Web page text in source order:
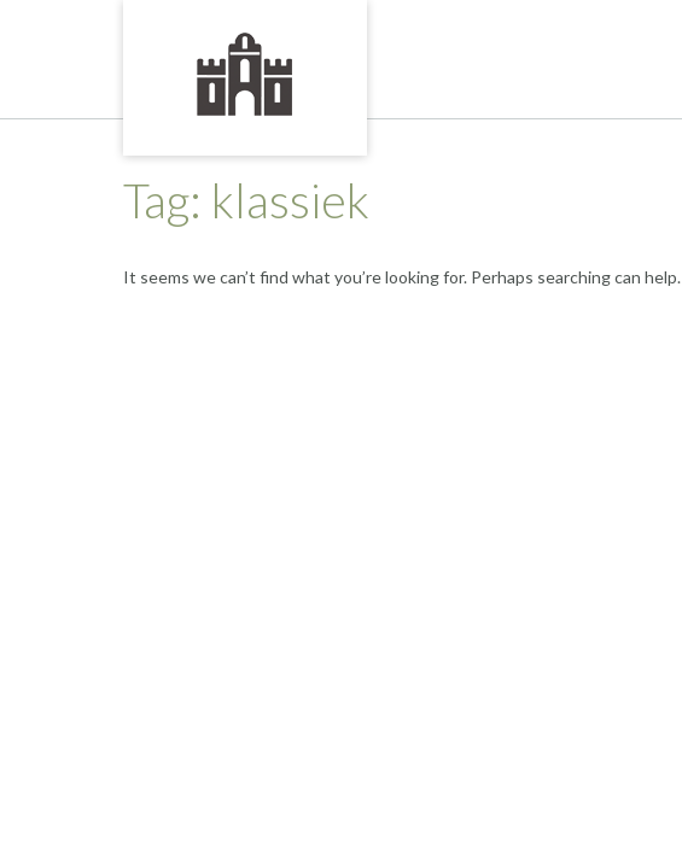
Tag: klassiek
It seems we can’t find what you’re looking for. Perhaps searching can help.